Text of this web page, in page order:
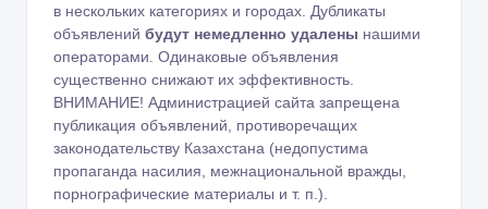
в нескольких категориях и городах. Дубликаты
объявлений будут немедленно удалены нашими
операторами. Одинаковые объявления
существенно снижают их эффективность.
ВНИМАНИЕ! Администрацией сайта запрещена
публикация объявлений, противоречащих
законодательству Казахстана (недопустима
пропаганда насилия, межнациональной вражды,
порнографические материалы и т. п.).